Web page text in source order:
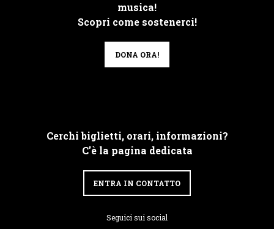
musica!
Scopri come sostenerci!
DONA ORA!
Cerchi biglietti, orari, informazioni?
C'è la pagina dedicata
ENTRA IN CONTATTO
Seguici sui social